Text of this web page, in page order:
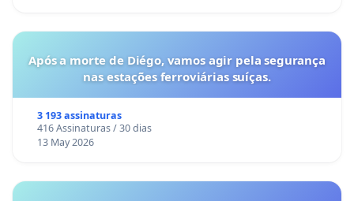
Após a morte de Diégo, vamos agir pela segurança
nas estações ferroviárias suíças.
3 193 assinaturas
416 Assinaturas / 30 dias
13 May 2026